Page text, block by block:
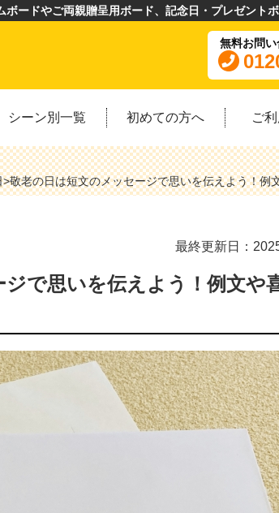
ードやご両親贈呈用ボード、記念日・プレゼント
無料お問
シーン別一覧 初めての方へ ご
>敬老の日は短文のメッセージで思いを伝えよう！例
最終更新日：
で思いを伝えよう！例文や